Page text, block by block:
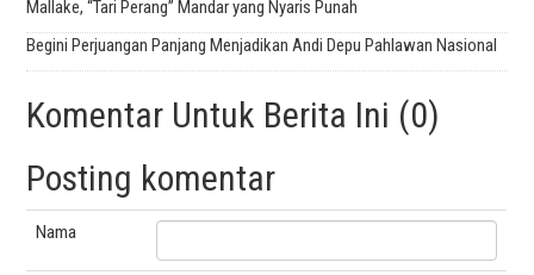
Mallake, “Tari Perang” Mandar yang Nyaris Punah
Begini Perjuangan Panjang Menjadikan Andi Depu Pahlawan Nasional
Komentar Untuk Berita Ini (0)
Posting komentar
Nama